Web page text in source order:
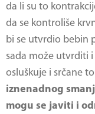
da li su to
da se kontroliše
bi se utvrdio bebin
sada može utvrditi
osluškuje i srčane
iznenadnog
mogu se javiti i